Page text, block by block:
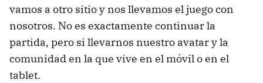
vamos a otro sitio y nos llevamos el juego con
nosotros. No es exactamente continuar la
partida, pero si llevarnos nuestro avatar y la
comunidad en la que vive en el móvil o en el
tablet.